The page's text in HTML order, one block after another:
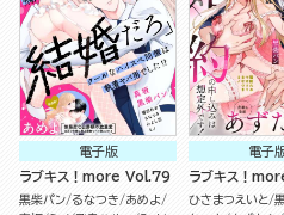
電子版
ラブキス！more Vol.79
黒柴パン るなつき
あめよ
電子
ラブキス！
ひさまつえいと